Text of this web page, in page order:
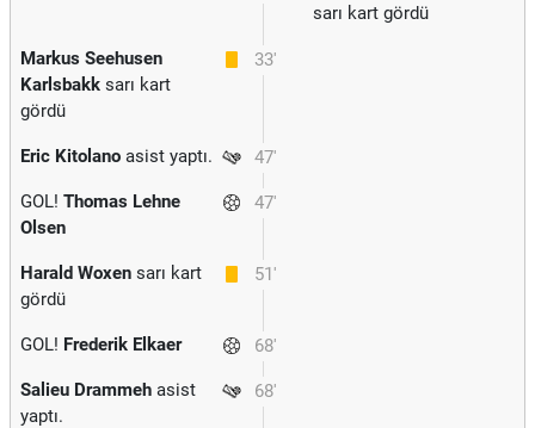
sarı kart gördü
33'
Markus Seehusen
Karlsbakk sarı kart
gördü
47'
Eric Kitolano asist yaptı.
47'
GOL! Thomas Lehne
Olsen
51'
Harald Woxen sarı kart
gördü
68'
GOL! Frederik Elkaer
68'
Salieu Drammeh asist
yaptı.